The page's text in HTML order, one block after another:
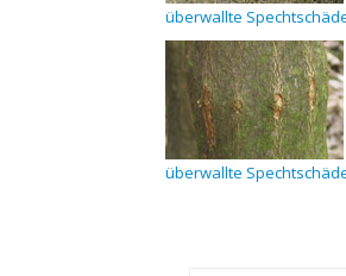
überwallte
überwallte